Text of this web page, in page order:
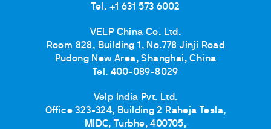
Tel. +1 631 573 6002
VELP China Co. Ltd.
Room 828, Building 1, No.778 Jinji Road
Pudong New Area, Shanghai, China
Tel. 400-089-8029
Velp India Pvt. Ltd.
Office 323-324, Building 2 Raheja Tesla,
MIDC, Turbhe, 400705,